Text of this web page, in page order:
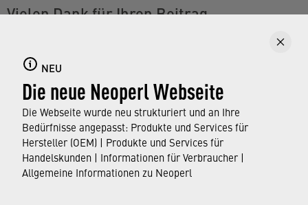
NEU
Die neue Neoperl Webseite
Die Webseite wurde neu strukturiert und an Ihre
Bedürfnisse angepasst: Produkte und Services für
Hersteller (OEM) | Produkte und Services für
Handelskunden | Informationen für Verbraucher |
Allgemeine Informationen zu Neoperl
Vielen Dank für Ihren Beitrag
Mit jedem Tipp, den Sie beherzigen, tragen Sie dazu
bei, den CO2-Ausstoß zu senken. Weitere
Informationen zum Wassersparen im Haushalt finden
Sie auf unserer Themenseite.
BESUCHEN SIE UNSERE THEMENSEITE
WATERSAVING.COM